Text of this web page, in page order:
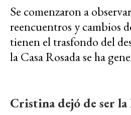
Se comenzaron a
reencuentros y cambios
tienen el trasfondo del
la Casa Rosada se ha
Cristina dejó de ser la